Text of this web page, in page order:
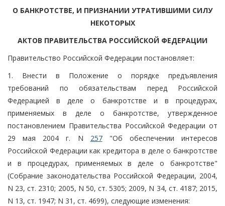
О БАНКРОТСТВЕ, И ПРИЗНАНИИ УТРАТИВШИМИ СИЛУ
НЕКОТОРЫХ
АКТОВ ПРАВИТЕЛЬСТВА РОССИЙСКОЙ ФЕДЕРАЦИИ
Правительство Российской Федерации постановляет:
1. Внести в Положение о порядке предъявления
требований по обязательствам перед Российской
Федерацией в деле о банкротстве и в процедурах,
применяемых в деле о банкротстве, утвержденное
постановлением Правительства Российской Федерации от
29 мая 2004 г. N 257"Об обеспечении интересов
Российской Федерации как кредитора в деле о банкротстве
и в процедурах, применяемых в деле о банкротстве"
(Собрание законодательства Российской Федерации, 2004,
N 23, ст. 2310; 2005, N 50, ст. 5305; 2009, N 34, ст. 4187; 2015,
N 13, ст. 1947; N 31, ст. 4699), следующие изменения: